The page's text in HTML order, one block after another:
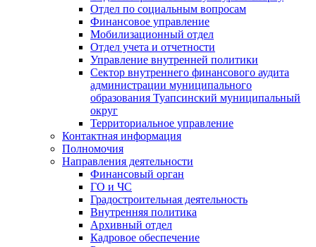
Отдел по социальным вопросам
Финансовое управление
Мобилизационный отдел
Отдел учета и отчетности
Управление внутренней политики
Сектор внутреннего финансового аудита
администрации муниципального
образования Туапсинский муниципальный
округ
Территориальное управление
Контактная информация
Полномочия
Направления деятельности
Финансовый орган
ГО и ЧС
Градостроительная деятельность
Внутренняя политика
Архивный отдел
Кадровое обеспечение